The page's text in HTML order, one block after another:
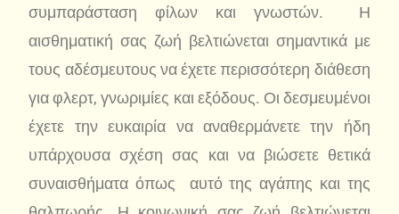
συμπαράσταση φίλων και γνωστών. Η
αισθηματική σας ζωή βελτιώνεται σημαντικά με
τους αδέσμευτους να έχετε περισσότερη διάθεση
για φλερτ, γνωριμίες και εξόδους. Οι δεσμευμένοι
έχετε την ευκαιρία να αναθερμάνετε την ήδη
υπάρχουσα σχέση σας και να βιώσετε θετικά
συναισθήματα όπως αυτό της αγάπης και της